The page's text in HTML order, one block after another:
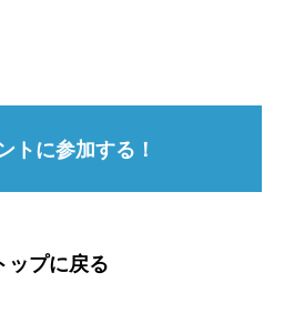
トに参加する！
プに戻る